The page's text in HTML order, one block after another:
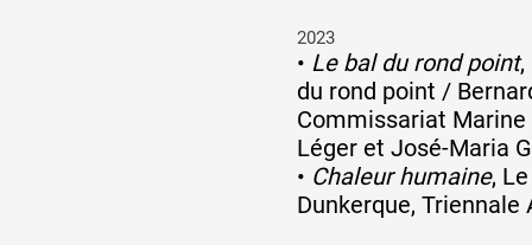
2023
• Le bal du rond point,
du rond point /
Commissariat Marine
Léger et José-Maria
• Chaleur humaine,
Dunkerque, Triennale